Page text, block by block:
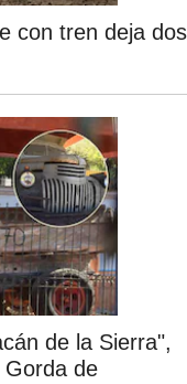
con tren deja dos
de la Sierra",
de